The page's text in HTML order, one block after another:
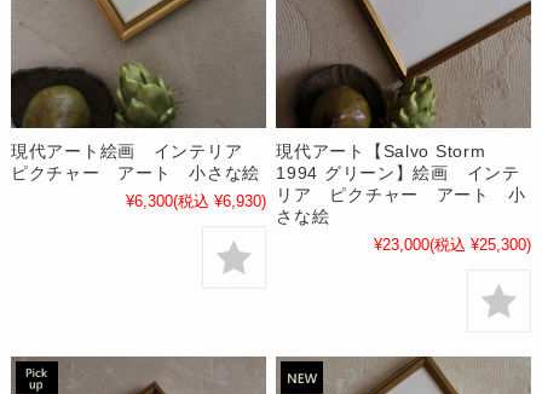
現代アート絵画 インテリア
ピクチャー アート 小さな絵
¥6,300(税込 ¥6,930)
現代アート【Salvo Storm
1994 グリーン】絵画 インテ
リア ピクチャー アート 小
さな絵
¥23,000(税込 ¥25,300)